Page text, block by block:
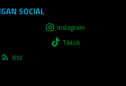
SOCIAL
Instagram
Tiktok
RSS